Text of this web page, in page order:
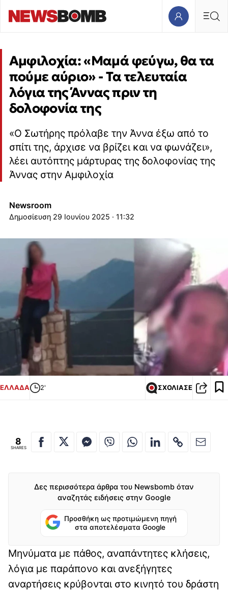
Αμφιλοχία: «Μαμά φεύγω, θα τα
πούμε αύριο» - Τα τελευταία
λόγια της Άννας πριν τη
δολοφονία της
«Ο Σωτήρης πρόλαβε την Άννα έξω από το
σπίτι της, άρχισε να βρίζει και να φωνάζει»,
λέει αυτόπτης μάρτυρας της δολοφονίας της
Άννας στην Αμφιλοχία
Newsroom
29 Ιουνίου 2025 · 11:32
ΕΛΛΑΔΑ 2' ΣΧΟΛΙΑΣΕ
8
SHARES
Δες περισσότερα άρθρα του Newsbomb όταν
αναζητάς ειδήσεις στην Google
Προσθήκη ως προτιμώμενη πηγή
στα αποτελέσματα Google
Μηνύματα με πάθος, αναπάντητες κλήσεις,
λόγια με παράπονο και ανεξήγητες
αναρτήσεις κρύβονται στο κινητό του δράστη